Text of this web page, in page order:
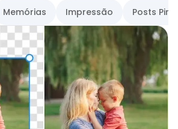
Memórias Impressão Posts